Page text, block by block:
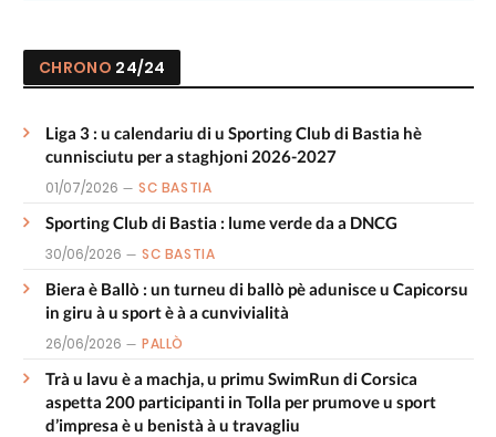
CHRONO 24/24
Liga 3 : u calendariu di u Sporting Club di Bastia hè
cunnisciutu per a staghjoni 2026-2027
01/07/2026 SC BASTIA
Sporting Club di Bastia : lume verde da a DNCG
30/06/2026 SC BASTIA
Biera è Ballò : un turneu di ballò pè adunisce u Capicorsu
in giru à u sport è à a cunvivialità
26/06/2026 PALLÒ
Trà u lavu è a machja, u primu SwimRun di Corsica
aspetta 200 participanti in Tolla per prumove u sport
d’impresa è u benistà à u travagliu